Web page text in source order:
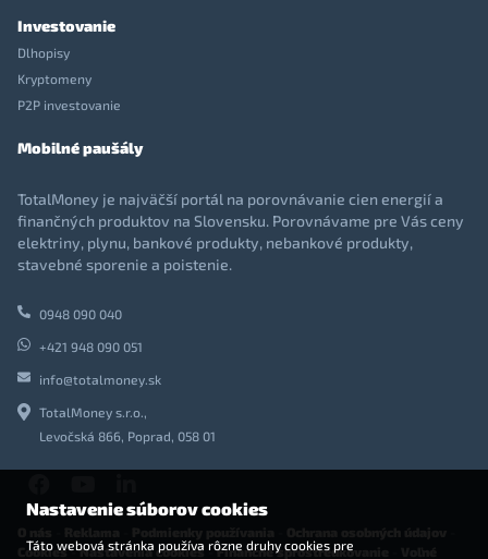
Investovanie
Dlhopisy
Kryptomeny
P2P investovanie
Mobilné paušály
TotalMoney je najväčší portál na porovnávanie cien energií a
finančných produktov na Slovensku. Porovnávame pre Vás ceny
elektriny, plynu, bankové produkty, nebankové produkty,
stavebné sporenie a poistenie.
0948 090 040
+421 948 090 051
info@totalmoney.sk
TotalMoney s.r.o.,
Levočská 866, Poprad, 058 01
Cookies-Nastavenia cookies -Finančné sprostredkovanie
Nastavenie súborov cookies
Táto webová stránka používa rôzne druhy cookies pre